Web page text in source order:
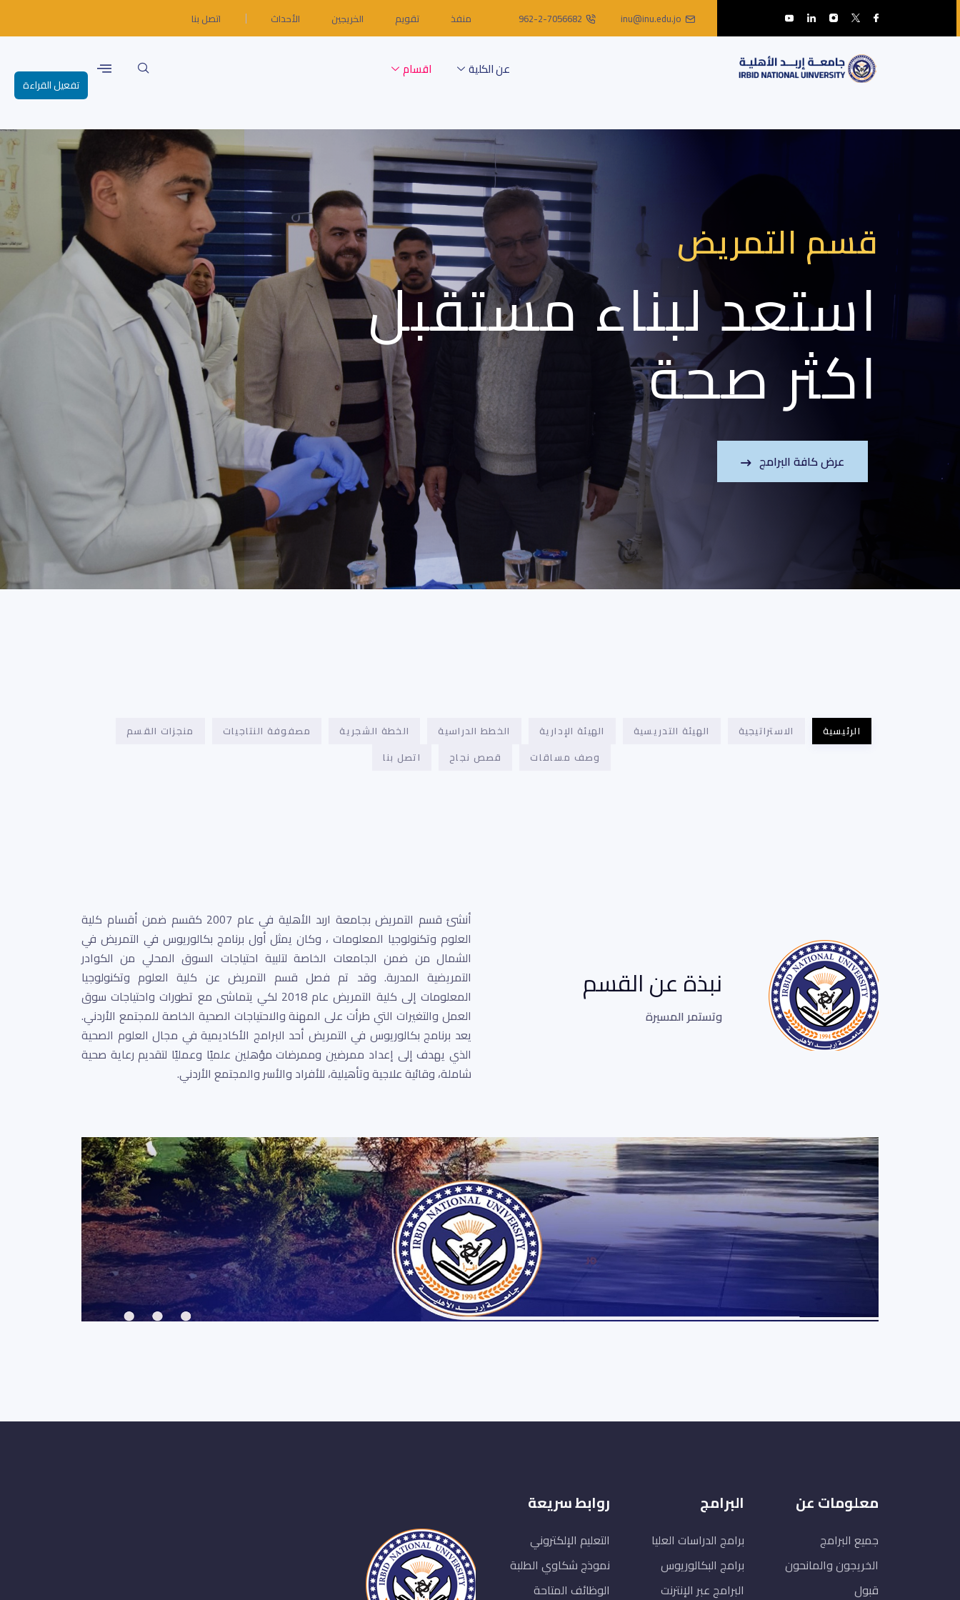
inu@inu.edu.jo
962-2-7056682 منفذ تقويم الخريجين الأحداث اتصل بنا
عن الكلية اقسام
قسم التمريض
استعد لبناء مستقبل
اكثر صحة
عرض كافة البرامج
الرئيسية الاستراتيجية الهيئة التدريسية الهيئة الإدارية الخطط الدراسية الخطة الشجرية مصفوفة النتاجيات
منجزات القسم
وصف مساقات
قصص نجاح اتصل بنا
نبذة عن القسم
وتستمر المسيرة
أنشئ قسم التمريض بجامعة اربد الأهلية في عام 2007 كقسم ضمن أقسام كلية
العلوم وتكنولوجيا المعلومات ، وكان يمثل أول برنامج بكالوريوس في التمريض في
الشمال من ضمن الجامعات الخاصة لتلبية احتياجات السوق المحلي من الكوادر
التمريضية المدربة. وقد تم فصل قسم التمريض عن كلية العلوم وتكنولوجيا
المعلومات إلى كلية التمريض عام 2018 لكي يتماشى مع تطورات واحتياجات سوق
العمل والتغيرات التي طرأت على المهنة والاحتياجات الصحية الخاصة للمجتمع الأردني.
يعد برنامج بكالوريوس في التمريض أحد البرامج الأكاديمية في مجال العلوم الصحية
الذي يهدف إلى إعداد ممرضين وممرضات مؤهلين علميًا وعمليًا لتقديم رعاية صحية
شاملة، وقائية علاجية وتأهيلية، للأفراد والأسر والمجتمع الأردني.
معلومات عن
جميع البرامج
الخريجون والمانحون
قبول
البرامج
برامج الدراسات العليا
برامج البكالوريوس
البرامج عبر الإنترنت
روابط سريعة
التعليم الإلكتروني
نموذج شكاوي الطلبة
الوظائف المتاحة
تفعيل القراءة